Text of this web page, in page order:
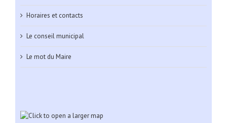
Horaires et contacts
Le conseil municipal
Le mot du Maire